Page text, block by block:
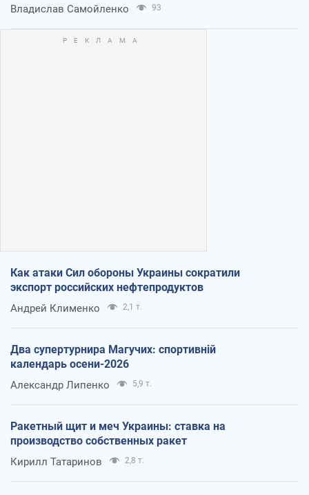
Владислав Самойленко 93
Как атаки Сил обороны Украины сократили
экспорт российских нефтепродуктов
Андрей Клименко 2,1 т.
Два супертурнира Магучих: спортивній
календарь осени-2026
Александр Липенко 5,9 т.
Ракетный щит и меч Украины: ставка на
производство собственных ракет
Кирилл Татаринов 2,8 т.